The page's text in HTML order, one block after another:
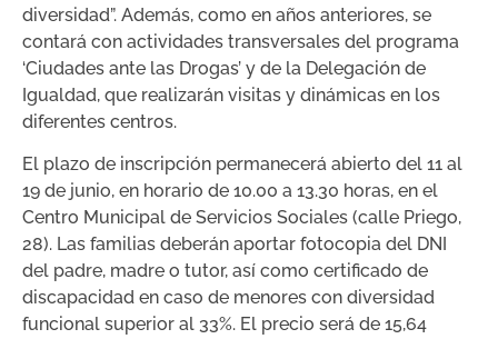
diversidad”. Además, como en años anteriores, se
contará con actividades transversales del programa
‘Ciudades ante las Drogas’ y de la Delegación de
Igualdad, que realizarán visitas y dinámicas en los
diferentes centros.
El plazo de inscripción permanecerá abierto del 11 al
19 de junio, en horario de 10.00 a 13.30 horas, en el
Centro Municipal de Servicios Sociales (calle Priego,
28). Las familias deberán aportar fotocopia del DNI
del padre, madre o tutor, así como certificado de
discapacidad en caso de menores con diversidad
funcional superior al 33%. El precio será de 15,64